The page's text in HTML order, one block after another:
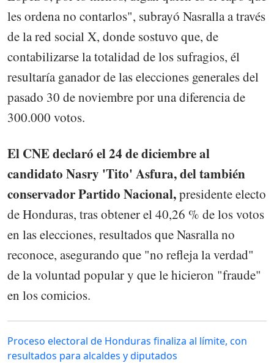
les ordena no contarlos", subrayó Nasralla a través
de la red social X, donde sostuvo que, de
contabilizarse la totalidad de los sufragios, él
resultaría ganador de las elecciones generales del
pasado 30 de noviembre por una diferencia de
300.000 votos.
El CNE declaró el 24 de diciembre al
candidato Nasry 'Tito' Asfura, del también
conservador Partido Nacional,presidente electo
de Honduras, tras obtener el 40,26 % de los votos
en las elecciones, resultados que Nasralla no
reconoce, asegurando que "no refleja la verdad"
de la voluntad popular y que le hicieron "fraude"
en los comicios.
Proceso electoral de Honduras finaliza al límite, con
resultados para alcaldes y diputados